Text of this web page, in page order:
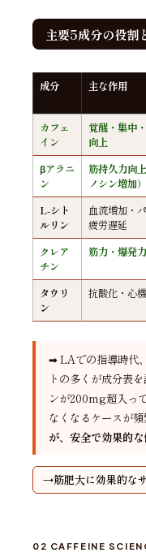
主要5成分の役割
成分 主な作用
カフェ
イン
覚醒・集中
向上
βアラニ
ン
筋持久力向
ノシン増加）
L-シト
ルリン
血流増加・
疲労遅延
クレア
チン
筋力・爆発
タウリ
ン
抗酸化・心
➡ LAでの指導時代
トの多くが成分表
ンが200mg超入っ
なくなるケースが頻
が、安全で効果的な
筋肥大に効果的な
02 CAFFEINE